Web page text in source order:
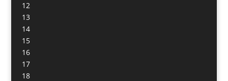
12
13
14
15
16
17
18